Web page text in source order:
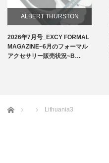
ALBERT THURSTON
お知らせ
2026年7月号_EXCY FORMAL
MAGAZINE~6月のフォーマル
アクセサリー販売状況~B…
ホーム Lithuania3